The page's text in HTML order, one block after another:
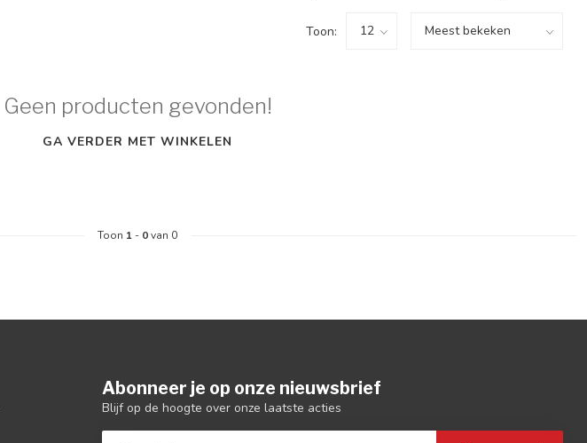
Toon:
Geen producten gevonden!
GA VERDER MET WINKELEN
Toon 1 - 0van 0
Abonneer je op onze nieuwsbrief
Blijf op de hoogte over onze laatste acties